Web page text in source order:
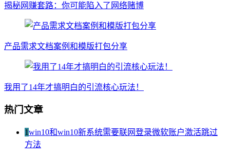
揭秘网赚套路：你可能陷入了网络赌博
产品需求文档案例和模版打包分享
我用了14年才搞明白的引流核心玩法！
热门文章
1win10和win10新系统需要联网登录微软账户激活跳过
方法